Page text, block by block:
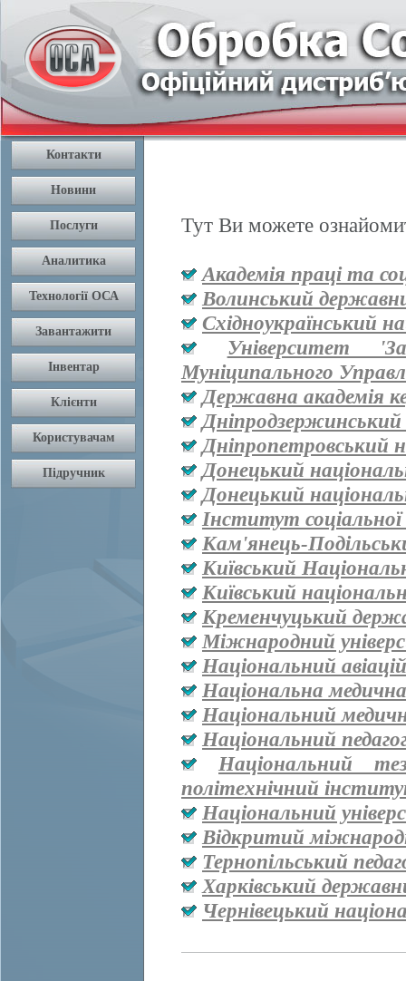
Тут Ви можете
Академія праці та
Волинський
Східноукраїнський
Університет
Муніципального
Державна академія
Дніпропетровський
Донецький
Донецький
Інститут
Кам'янець-
Київський
Київський
Кременчуцький
Міжнародний
Національний
Національна медична
Національний
Національний
Національний
політехнічний
Національний
Відкритий
Тернопільський
Харківський
Чернівецький